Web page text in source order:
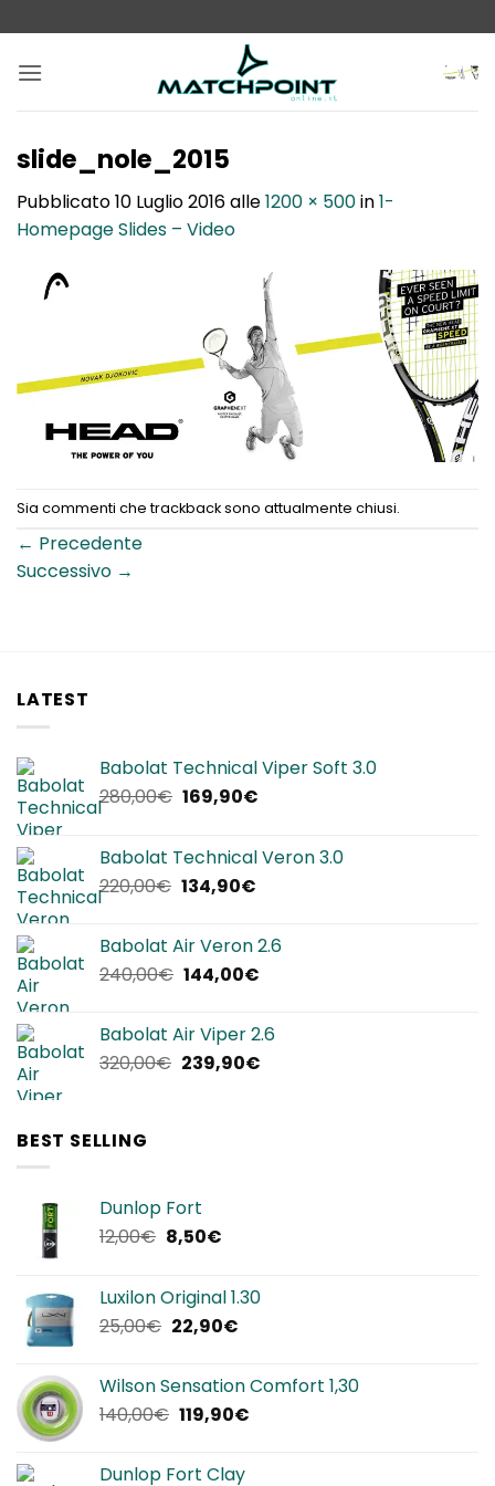
ai
contenuti
slide_nole_2015
Pubblicato10 Luglio 2016alle1200 × 500in1-
Homepage Slides – Video
Sia commenti che trackback sono attualmente chiusi.
← Precedente
Successivo →
LATEST
Babolat Technical Viper Soft 3.0
280,00€ Il
era:
280,00€.
169,90€Il
è:
Babolat Technical Veron 3.0
220,00€ Il
era:
220,00€.
134,90€Il
è:
134,90€.
Babolat Air Veron 2.6
240,00€ Il
era:
240,00€.
144,00€Il
è:
144,00€.
Babolat Air Viper 2.6
320,00€ Il
239,90€Il
BEST SELLING
Dunlop Fort
12,00€ Il
era:
12,00€.
8,50€Il
è:
8,50€.
Luxilon Original 1.30
25,00€ Il
era:
25,00€.
22,90€Il
è:
22,90€.
Wilson Sensation Comfort 1,30
140,00€ Il
119,90€Il
Dunlop Fort Clay